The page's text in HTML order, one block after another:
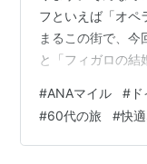
フといえば「オペ
まるこの街で、今
と「フィガロの結
てまとめます。
ン・ウェルカムカ
で活用 ベルリン
#ANAマイル #
#60代の旅 #快